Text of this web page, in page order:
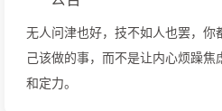
无人问津也好，技不如人也罢，你
己该做的事，而不是让内心烦躁
和定力。